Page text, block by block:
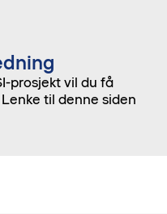
prosjekt vil du få
til denne siden